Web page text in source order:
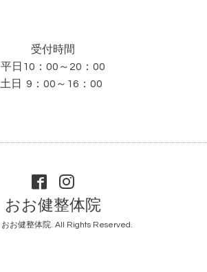
受付時間
平日10：00～20：00
土日 9：00～16：00
おお健整体院
おお健整体院. All Rights Reserved.